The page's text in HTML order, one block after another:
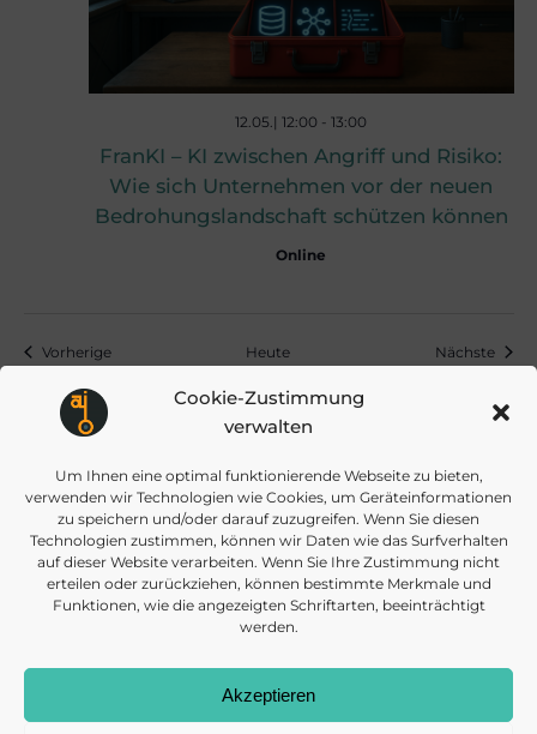
Cookie-Zustimmung
verwalten
Um Ihnen eine optimal funktionierende Webseite zu bieten,
verwenden wir Technologien wie Cookies, um Geräteinformationen
zu speichern und/oder darauf zuzugreifen. Wenn Sie diesen
Technologien zustimmen, können wir Daten wie das Surfverhalten
auf dieser Website verarbeiten. Wenn Sie Ihre Zustimmung nicht
erteilen oder zurückziehen, können bestimmte Merkmale und
Funktionen, wie die angezeigten Schriftarten, beeinträchtigt
werden.
Akzeptieren
g
a
t
FranKI – KI zwischen Angriff und Risiko:
Wie sich Unternehmen vor der neuen
Bedrohungslandschaft schützen können
12.05.| 12:00 - 13:00
Online
VorherigeVeranstaltungen Heute Nächste
Kalender abonnieren
info@daisec.de